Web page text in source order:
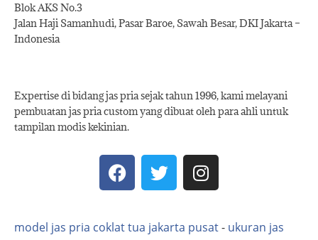
Blok AKS No.3
Jalan Haji Samanhudi, Pasar Baroe, Sawah Besar, DKI Jakarta –
Indonesia
Expertise di bidang jas pria sejak tahun 1996, kami melayani
pembuatan jas pria custom yang dibuat oleh para ahli untuk
tampilan modis kekinian.
model jas pria coklat tua jakarta pusat- ukuran jas